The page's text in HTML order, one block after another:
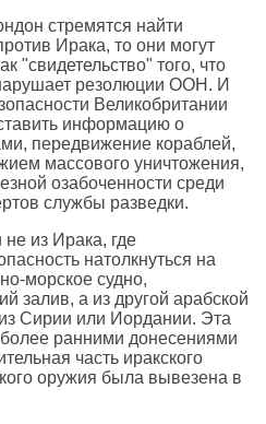
стремятся найти
Ирака, то они могут
"свидетельство" того, что
резолюции ООН. И
Великобритании
информацию о
передвижение кораблей,
массового уничтожения,
озабоченности среди
службы разведки.
не из Ирака, где
натолкнуться на
морское судно,
залив, а из другой арабской
Сирии или Иордании. Эта
ранними донесениями
часть иракского
оружия была вывезена в